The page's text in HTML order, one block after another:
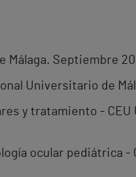
Septiembre
Universitario de
y tratamiento - CEU
ocular pediátrica -